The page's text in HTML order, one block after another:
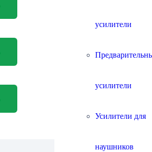
усилители
усилители
Усилители для
наушников